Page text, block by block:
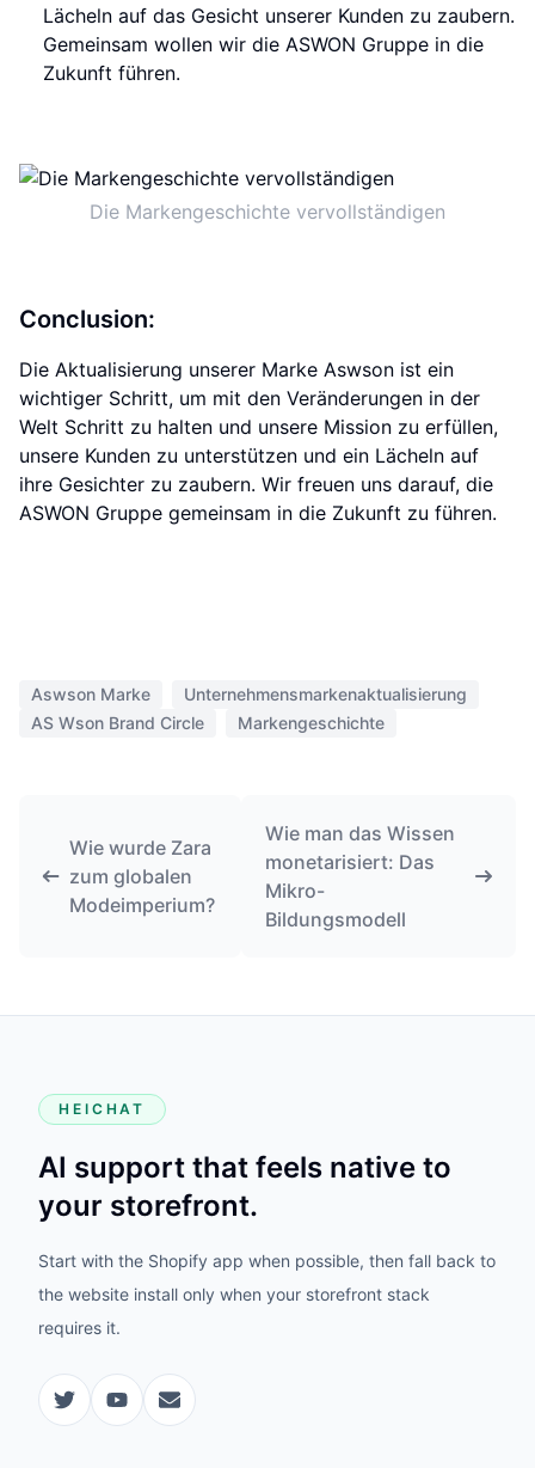
Lächeln auf das Gesicht unserer Kunden zu zaubern.
Gemeinsam wollen wir die ASWON Gruppe in die
Zukunft führen.
Die Markengeschichte vervollständigen
Conclusion:
Die Aktualisierung unserer Marke Aswson ist ein
wichtiger Schritt, um mit den Veränderungen in der
Welt Schritt zu halten und unsere Mission zu erfüllen,
unsere Kunden zu unterstützen und ein Lächeln auf
ihre Gesichter zu zaubern. Wir freuen uns darauf, die
ASWON Gruppe gemeinsam in die Zukunft zu führen.
Aswson Marke
Unternehmensmarkenaktualisierung
AS Wson Brand Circle
Markengeschichte
Wie wurde Zara
zum globalen
Modeimperium?
Wie man das Wissen
monetarisiert: Das
Mikro-
Bildungsmodell
HEICHAT
AI support that feels native to
your storefront.
Start with the Shopify app when possible, then fall back to
the website install only when your storefront stack
requires it.